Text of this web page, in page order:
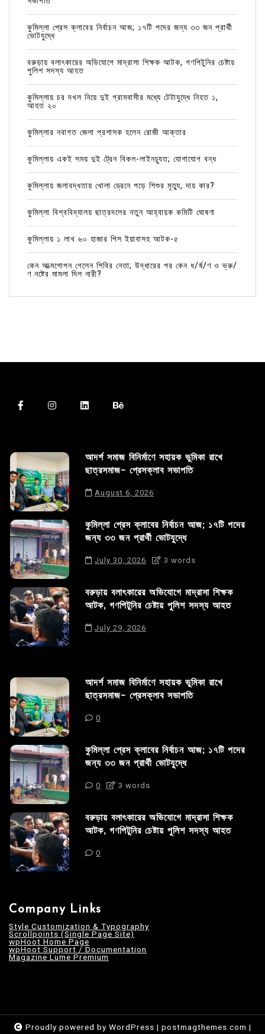
কুমিল্লা প্রেস ক্লাবের নির্বাচন আজ; ১৭টি পদের জন্য ৩৩ জন প্রার্থী
ভোটযুদ্ধে
বরুড়ায় বলাৎকারের অভিযোগে মাদ্রাসা শিক্ষক আটক, গণপিটুনির চেষ্টায়
পুলিশ সদস্য আহত
কুমিল্লায় চর দখল নিয়ে দুই গ্রামবাসীর মধ্যে টেটাযুদ্ধে নিহত ১,
আহত ২০
কুমিল্লার নবাগত জেলা প্রশাসক হলেন রোজী আক্তার
কুমিল্লায় একই সময় দুই ট্রেন বিকল-লাইনচ্যুত; যোগাযোগ বন্ধ
কুমিল্লায় জলাবদ্ধতায় খোলা ড্রেনে পড়ে শিশুর মৃত্যু, দায় কার?
কুমিল্লা বিশ্ববিদ্যালয় ছাত্রদলের নতুন আহ্বায়ক কমিটি ঘোষণা
কুমিল্লায় ১ লাখ ৬০ হাজার পিস ইয়াবাসহ আটক-৫
কেন আত্মগোপন গেলেন শিবির নেতা; উদ্ধারের পর কেন ধ/র্ষ/ণ ও ভ্রু/
ণ নষ্টের মামলা দিল নারী?
আদর্শ সমাজ বিনির্মাণে সহায়ক ভুমিকা রাখে
ছাত্রসমাজ- প্রেসক্লাব সভাপতি
August 6, 2026
কুমিল্লা প্রেস ক্লাবের নির্বাচন আজ; ১৭টি পদের
জন্য ৩৩ জন প্রার্থী ভোটযুদ্ধে
July 30, 2026 3 words
বরুড়ায় বলাৎকারের অভিযোগে মাদ্রাসা শিক্ষক
আটক, গণপিটুনির চেষ্টায় পুলিশ সদস্য আহত
July 29, 2026
আদর্শ সমাজ বিনির্মাণে সহায়ক ভুমিকা রাখে
ছাত্রসমাজ- প্রেসক্লাব সভাপতি
0
কুমিল্লা প্রেস ক্লাবের নির্বাচন আজ; ১৭টি পদের
জন্য ৩৩ জন প্রার্থী ভোটযুদ্ধে
0 3 words
বরুড়ায় বলাৎকারের অভিযোগে মাদ্রাসা শিক্ষক
আটক, গণপিটুনির চেষ্টায় পুলিশ সদস্য আহত
0
Company Links
Style Customization & Typography
Scrollpoints (Single Page Site)
wpHoot Home Page
wpHoot Support / Documentation
Magazine Lume Premium
Proudly powered by WordPress | postmagthemes.com |